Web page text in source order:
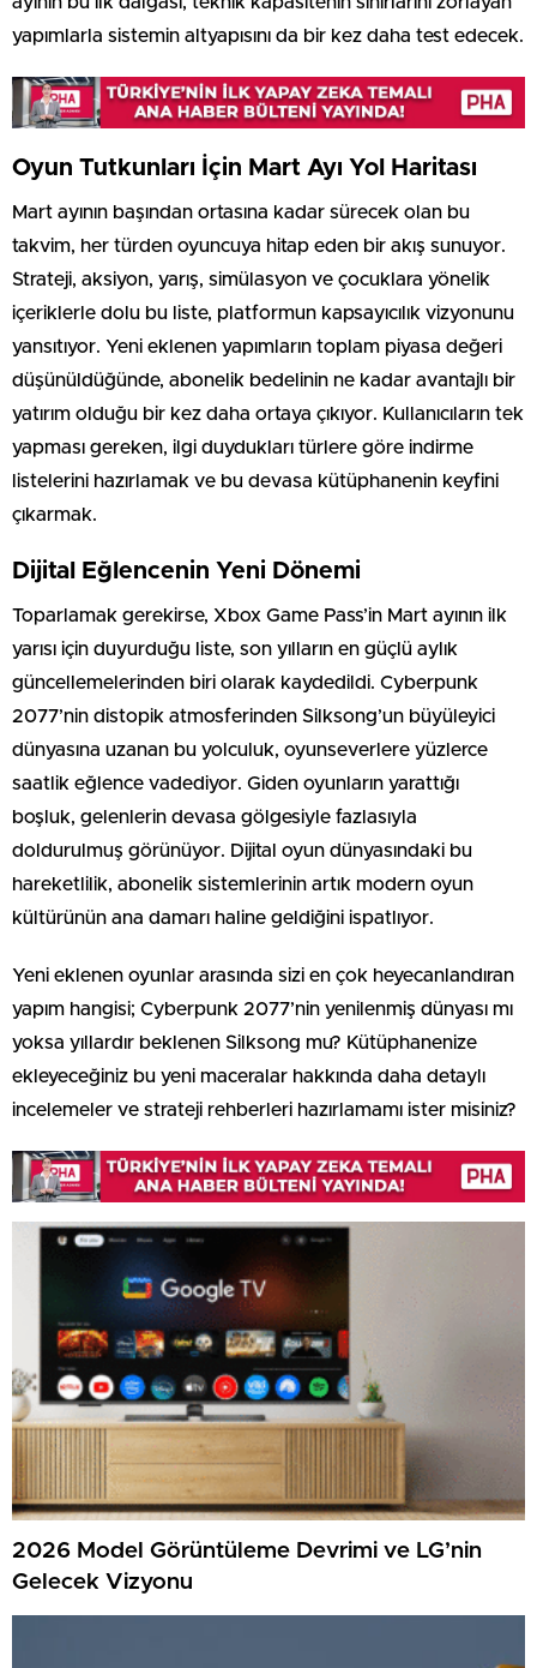
yapımlarla sistemin altyapısını da bir kez daha test edecek.
Oyun Tutkunları İçin Mart Ayı Yol Haritası
Mart ayının başından ortasına kadar sürecek olan bu
takvim, her türden oyuncuya hitap eden bir akış sunuyor.
Strateji, aksiyon, yarış, simülasyon ve çocuklara yönelik
içeriklerle dolu bu liste, platformun kapsayıcılık vizyonunu
yansıtıyor. Yeni eklenen yapımların toplam piyasa değeri
düşünüldüğünde, abonelik bedelinin ne kadar avantajlı bir
yatırım olduğu bir kez daha ortaya çıkıyor. Kullanıcıların tek
yapması gereken, ilgi duydukları türlere göre indirme
listelerini hazırlamak ve bu devasa kütüphanenin keyfini
çıkarmak.
Dijital Eğlencenin Yeni Dönemi
Toparlamak gerekirse, Xbox Game Pass’in Mart ayının ilk
yarısı için duyurduğu liste, son yılların en güçlü aylık
güncellemelerinden biri olarak kaydedildi. Cyberpunk
2077’nin distopik atmosferinden Silksong’un büyüleyici
dünyasına uzanan bu yolculuk, oyunseverlere yüzlerce
saatlik eğlence vadediyor. Giden oyunların yarattığı
boşluk, gelenlerin devasa gölgesiyle fazlasıyla
doldurulmuş görünüyor. Dijital oyun dünyasındaki bu
hareketlilik, abonelik sistemlerinin artık modern oyun
kültürünün ana damarı haline geldiğini ispatlıyor.
Yeni eklenen oyunlar arasında sizi en çok heyecanlandıran
yapım hangisi; Cyberpunk 2077’nin yenilenmiş dünyası mı
yoksa yıllardır beklenen Silksong mu? Kütüphanenize
ekleyeceğiniz bu yeni maceralar hakkında daha detaylı
incelemeler ve strateji rehberleri hazırlamamı ister misiniz?
2026 Model Görüntüleme Devrimi ve LG’nin
Gelecek Vizyonu